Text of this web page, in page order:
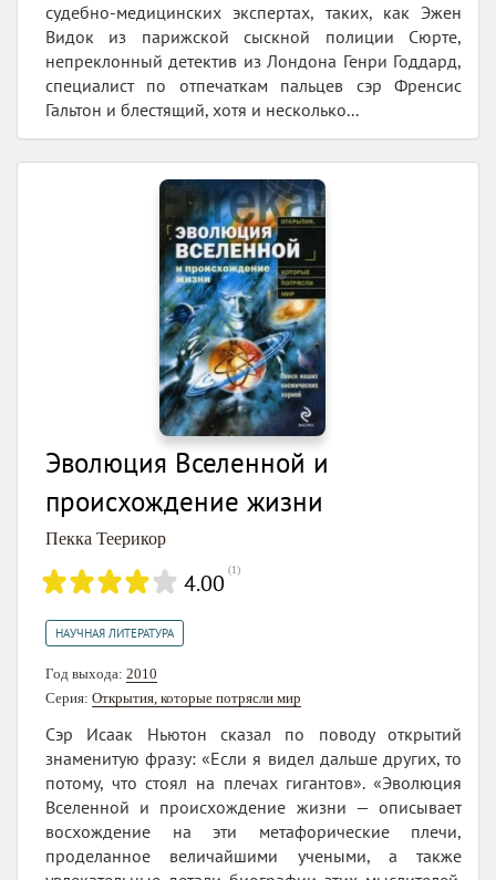
судебно-медицинских экспертах, таких, как Эжен
Видок из парижской сыскной полиции Сюрте,
непреклонный детектив из Лондона Генри Годдард,
специалист по отпечаткам пальцев сэр Френсис
Гальтон и блестящий, хотя и несколько...
Эволюция Вселенной и
происхождение жизни
Пекка Теерикор
4.00 (1)
НАУЧНАЯ ЛИТЕРАТУРА
Год выхода: 2010
Серия: Открытия, которые потрясли мир
Сэр Исаак Ньютон сказал по поводу открытий
знаменитую фразу: «Если я видел дальше других, то
потому, что стоял на плечах гигантов». «Эволюция
Вселенной и происхождение жизни — описывает
восхождение на эти метафорические плечи,
проделанное величайшими учеными, а также